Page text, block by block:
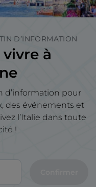
D’INFORMATION
à
d’information pour
des événements et
l’Italie dans toute
!